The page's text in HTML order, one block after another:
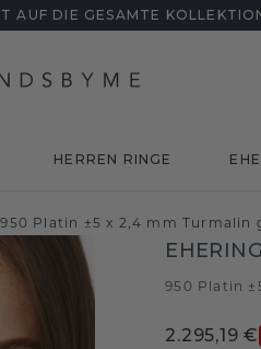
AUF DIE GESAMTE
HERREN RINGE
950 Platin ±5 x 2,4 mm Turmalin
950 Platin
2.295,19 €